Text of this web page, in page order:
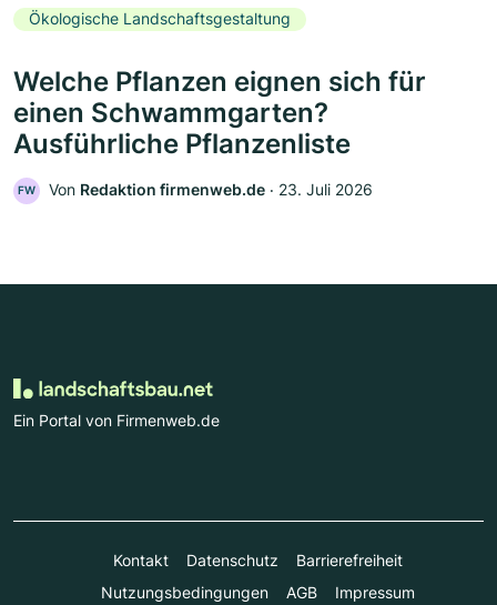
Ökologische Landschaftsgestaltung
Welche Pflanzen eignen sich für
einen Schwammgarten?
Ausführliche Pflanzenliste
FW Von Redaktion firmenweb.de ‧ 23. Juli 2026
Ein Portal von Firmenweb.de
Kontakt Datenschutz
Barrierefreiheit
Nutzungsbedingungen
AGB Impressum